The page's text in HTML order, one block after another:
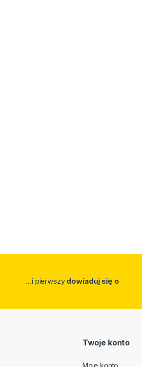
...i pierwszy dowiaduj się o
Twoje konto
Moje konto